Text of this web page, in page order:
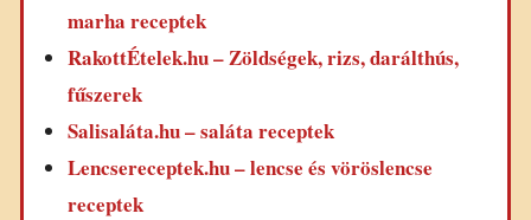
marha receptek
RakottÉtelek.hu – Zöldségek, rizs, darálthús,
fűszerek
Salisaláta.hu – saláta receptek
Lencsereceptek.hu – lencse és vöröslencse
receptek